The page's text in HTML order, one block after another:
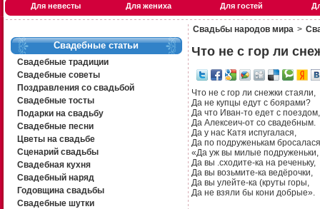
Для невесты Для жениха Для гостей
Свадебные статьи
Свадебные традиции
Свадебные советы
Поздравления со свадьбой
Свадебные тосты
Подарки на свадьбу
Свадебные песни
Цветы на свадьбе
Сценарий свадьбы
Свадебная кухня
Свадебный наряд
Годовщина свадьбы
Свадебные шутки
Свадьбы народов мира >
Что не с гор ли
Что не с гор ли снежки стаяли,
Да не купцы едут с боярами?
Да что Иван-то едет с поездом,
Да Алексеич-от со свадебным.
Да у нас Катя испугалася,
Да по подруженькам
«Да уж вы милые подруженьки,
Да вы .сходите-ка на реченьку,
Да вы возьмите-ка ведёрочки,
Да вы улейте-ка (круты горы,
Да не взяли бы кони добрые».